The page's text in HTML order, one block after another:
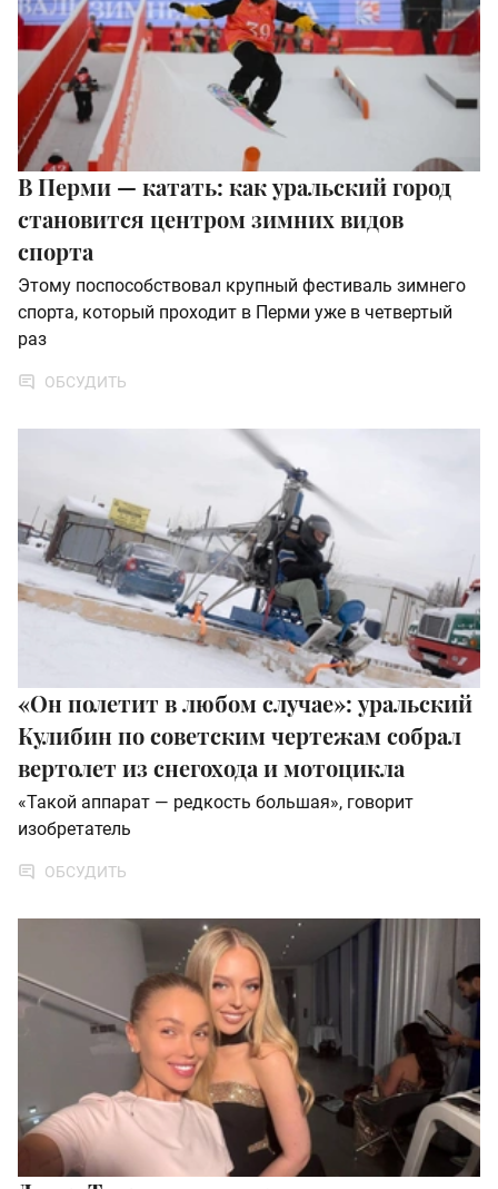
В Перми — катать: как уральский город
становится центром зимних видов
спорта
Этому поспособствовал крупный фестиваль зимнего
спорта, который проходит в Перми уже в четвертый
раз
ОБСУДИТЬ
«Он полетит в любом случае»: уральский
Кулибин по советским чертежам собрал
вертолет из снегохода и мотоцикла
«Такой аппарат — редкость большая», говорит
изобретатель
ОБСУДИТЬ